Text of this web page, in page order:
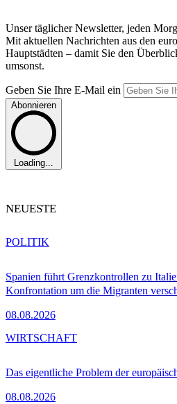
Unser täglicher Newsletter, jeden
Mit aktuellen Nachrichten aus den
Hauptstädten – damit Sie den
umsonst.
Geben Sie Ihre E-Mail ein
Abonnieren
Loading...
NEUESTE
Spanien führt Grenzkontrollen zu
Konfrontation um die Migranten
08.08.2026
POLITIK
Das eigentliche Problem der
08.08.2026
WIRTSCHAFT